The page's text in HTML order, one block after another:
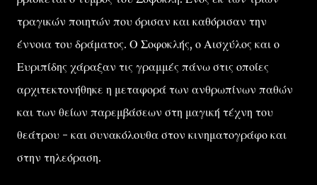
τραγικών ποιητών που όρισαν και καθόρισαν την
έννοια του δράματος. Ο Σοφοκλής, ο Αισχύλος και ο
Ευριπίδης χάραξαν τις γραμμές πάνω στις οποίες
αρχιτεκτονήθηκε η μεταφορά των ανθρωπίνων παθών
και των θείων παρεμβάσεων στη μαγική τέχνη του
θεάτρου - και συνακόλουθα στον κινηματογράφο και
στην τηλεόραση.